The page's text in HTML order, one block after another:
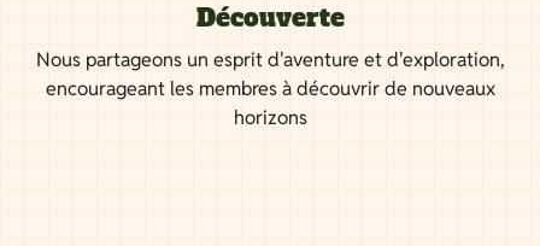
Découverte
Nous partageons un esprit d'aventure et d'exploration,
encourageant les membres à découvrir de nouveaux
horizons